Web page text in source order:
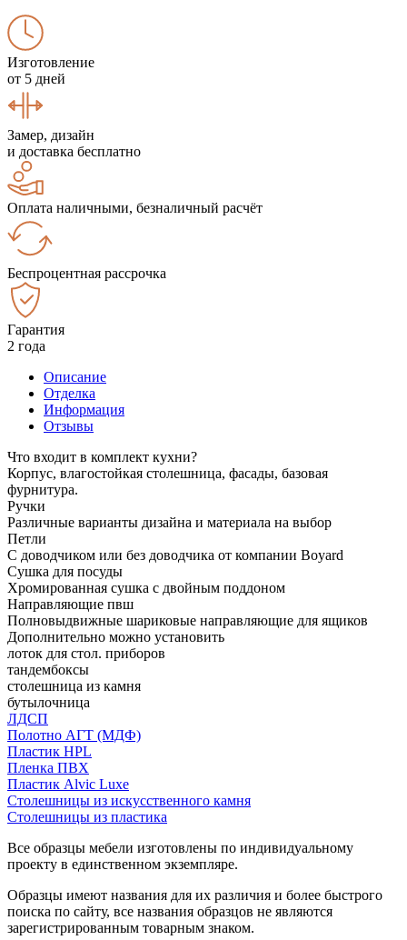
Изготовление
от 5 дней
Замер, дизайн
и доставка бесплатно
Оплата наличными, безналичный расчёт
Беспроцентная рассрочка
Гарантия
2 года
Описание
Отделка
Информация
Отзывы
Что входит в комплект кухни?
Корпус, влагостойкая столешница, фасады, базовая
фурнитура.
Ручки
Различные варианты дизайна и материала на выбор
Петли
С доводчиком или без доводчика от компании Boyard
Сушка для посуды
Хромированная сушка с двойным поддоном
Направляющие пвш
Полновыдвижные шариковые направляющие для ящиков
Дополнительно можно установить
лоток для стол. приборов
тандембоксы
столешница из камня
бутылочница
ЛДСП
Полотно АГТ (МДФ)
Пластик HPL
Пленка ПВХ
Пластик Alvic Luxe
Столешницы из искусственного камня
Столешницы из пластика
Все образцы мебели изготовлены по индивидуальному
проекту в единственном экземпляре.
Образцы имеют названия для их различия и более быстрого
поиска по сайту, все названия образцов не являются
зарегистрированным товарным знаком.